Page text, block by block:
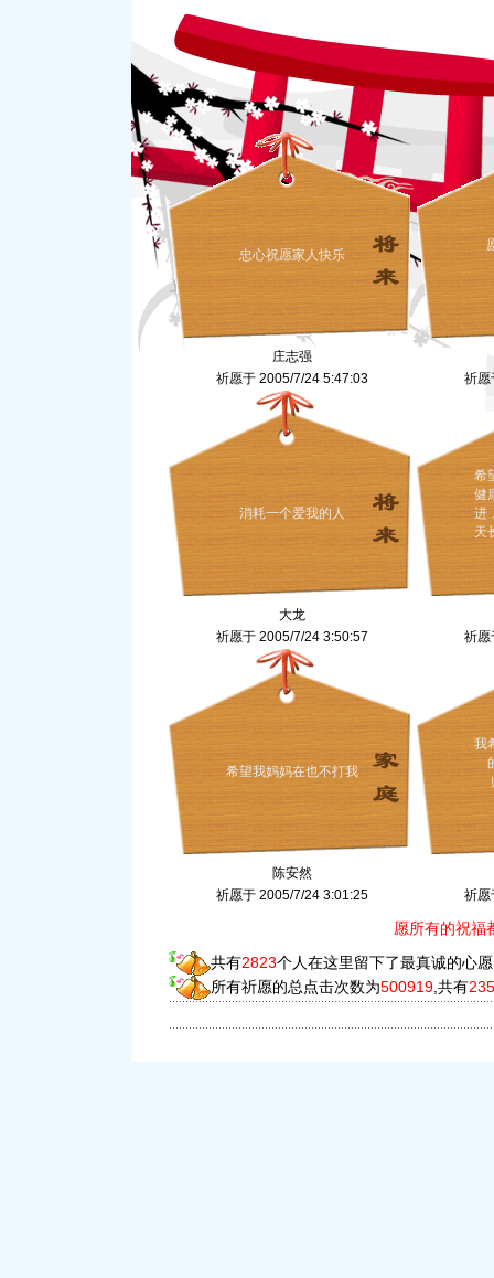
忠心祝愿家人快乐
庄志强
祈愿于 2005/7/24 5:47:03
祈愿
消耗一个爱我的人
大龙
祈愿于 2005/7/24 3:50:57
希
健
进
天
祈愿
希望我妈妈在也不打我
陈安然
祈愿于 2005/7/24 3:01:25
我
祈愿
愿所有的祝福
共有2823个人在这里留下了最真诚的心愿
所有祈愿的总点击次数为500919,共有235